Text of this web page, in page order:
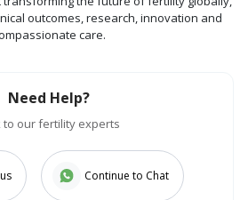
outcomes, research, innovation and
care.
Need Help?
to our fertility experts
Continue to Chat